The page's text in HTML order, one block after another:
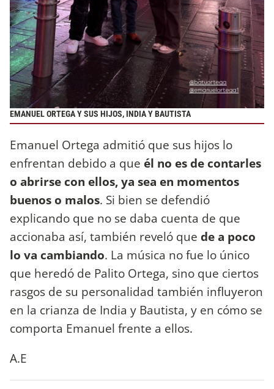
EMANUEL ORTEGA Y SUS HIJOS, INDIA Y BAUTISTA
Emanuel Ortega admitió que sus hijos lo
enfrentan debido a que él no es de contarles
o abrirse con ellos, ya sea en momentos
buenos o malos. Si bien se defendió
explicando que no se daba cuenta de que
accionaba así, también reveló que de a poco
lo va cambiando. La música no fue lo único
que heredó de Palito Ortega, sino que ciertos
rasgos de su personalidad también influyeron
en la crianza de India y Bautista, y en cómo se
comporta Emanuel frente a ellos.
A.E